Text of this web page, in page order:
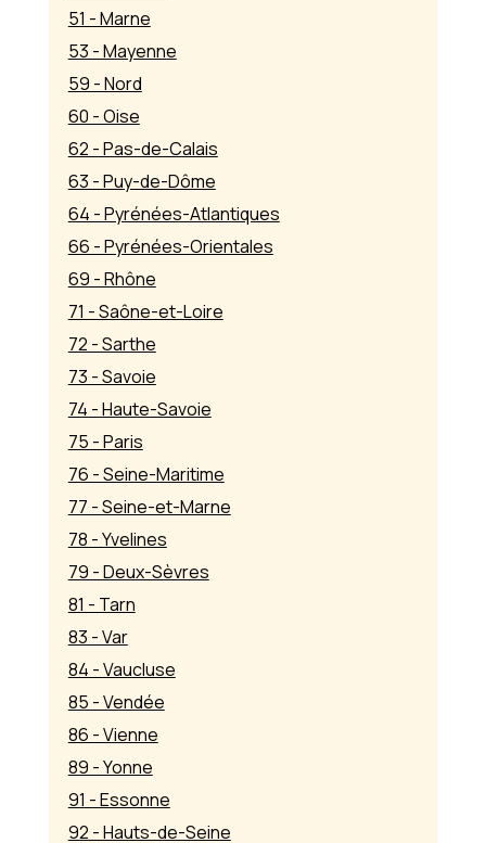
51 - Marne
53 - Mayenne
59 - Nord
60 - Oise
62 - Pas-de-Calais
63 - Puy-de-Dôme
64 - Pyrénées-Atlantiques
66 - Pyrénées-Orientales
69 - Rhône
71 - Saône-et-Loire
72 - Sarthe
73 - Savoie
74 - Haute-Savoie
75 - Paris
76 - Seine-Maritime
77 - Seine-et-Marne
78 - Yvelines
79 - Deux-Sèvres
81 - Tarn
83 - Var
84 - Vaucluse
85 - Vendée
86 - Vienne
89 - Yonne
91 - Essonne
92 - Hauts-de-Seine